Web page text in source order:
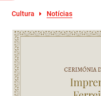
Cultura Notícias